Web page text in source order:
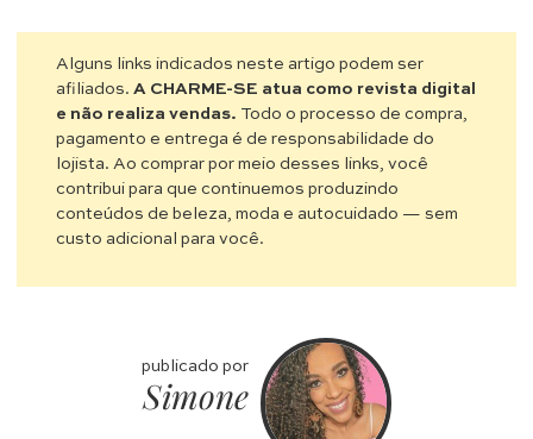
Alguns links indicados neste artigo podem ser
afiliados.A CHARME-SE atua como revista digital
e não realiza vendas. Todo o processo de compra,
pagamento e entrega é de responsabilidade do
lojista. Ao comprar por meio desses links, você
contribui para que continuemos produzindo
conteúdos de beleza, moda e autocuidado — sem
custo adicional para você.
publicado por
Simone